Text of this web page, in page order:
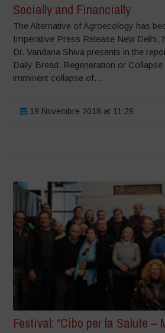
Socially and Financially
The Alternative of Agroecology has
Imperative Press Release New Delhi,
Dr. Vandana Shiva presents in the
Daily Bread: Regeneration or
imminent collapse of...
19 Novembre 2018 at 11:29
Festival: “Cibo per la Salute –